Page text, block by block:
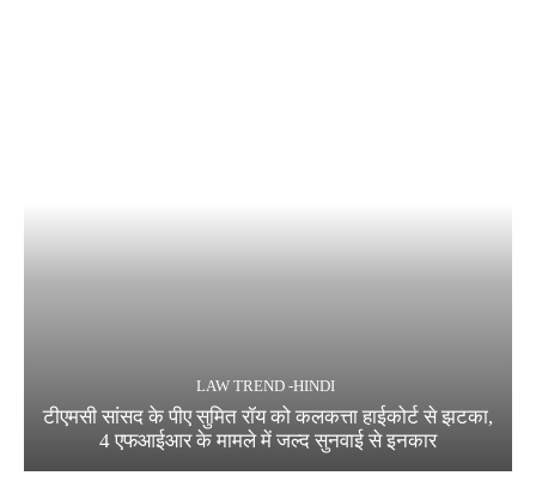
LAW TREND -HINDI
टीएमसी सांसद के पीए सुमित रॉय को कलकत्ता हाईकोर्ट से झटका,
4 एफआईआर के मामले में जल्द सुनवाई से इनकार